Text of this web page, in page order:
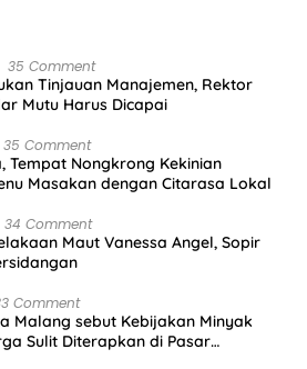
35 Comment
Tinjauan Manajemen, Rektor
Mutu Harus Dicapai
35 Comment
Tempat Nongkrong Kekinian
Masakan dengan Citarasa Lokal
34 Comment
Maut Vanessa Angel, Sopir
Comment
Malang sebut Kebijakan Minyak
Sulit Diterapkan di Pasar